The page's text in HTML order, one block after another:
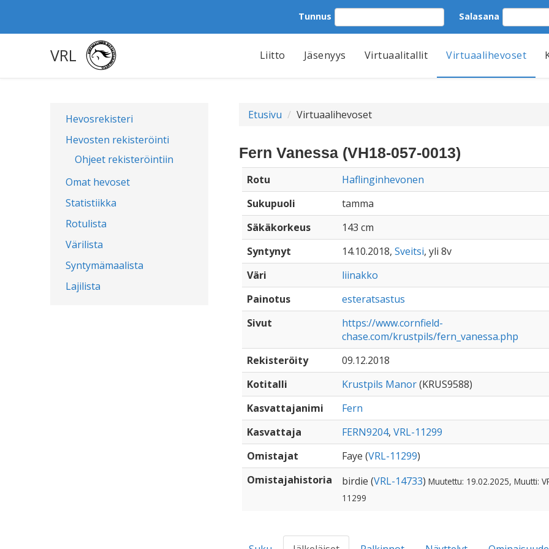
Tunnus Salasana
VRL Liitto Jäsenyys Virtuaalitallit Virtuaalihevoset
Hevosrekisteri
Hevosten rekisteröinti
Ohjeet rekisteröintiin
Omat hevoset
Statistiikka
Rotulista
Värilista
Syntymämaalista
Lajilista
Etusivu Virtuaalihevoset
Fern Vanessa (VH18-057-0013)
Rotu
Haflinginhevonen
Sukupuoli
tamma
Säkäkorkeus
143 cm
Syntynyt
14.10.2018, Sveitsi, yli 8v
Väri
liinakko
Painotus
esteratsastus
Sivut
https://www.cornfield-
chase.com/krustpils/fern_vanessa.php
Rekisteröity
09.12.2018
Kotitalli
Krustpils Manor(KRUS9588)
Kasvattajanimi
Fern
Kasvattaja
FERN9204, VRL-11299
Omistajat
Faye (VRL-11299)
Omistajahistoria
birdie (VRL-14733) Muutettu: 19.02.2025, Muutti:
11299